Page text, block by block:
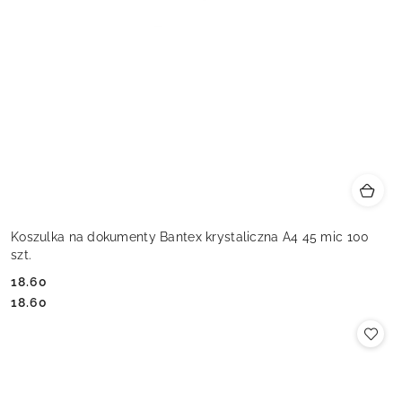
Koszulka na dokumenty Bantex krystaliczna A4 45 mic 100
szt.
Cena:
18.60
Cena:
18.60